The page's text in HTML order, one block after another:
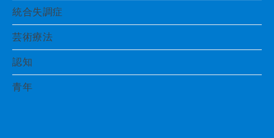
統合失調症
芸術療法
認知
青年